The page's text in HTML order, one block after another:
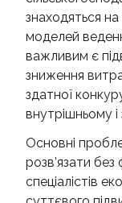
знаходяться
моделей
важливим є
зниження
здатної
внутрішньому
Основні
розв’язати
спеціалістів